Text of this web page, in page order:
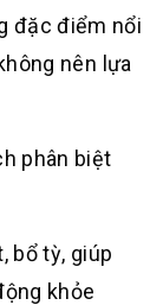
đặc điểm nổi
nên lựa
phân biệt
bổ tỳ, giúp
khỏe